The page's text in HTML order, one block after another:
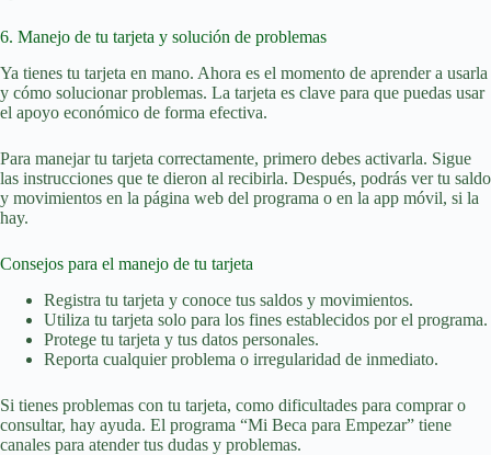
6. Manejo de tu tarjeta y solución de problemas
Ya tienes tu tarjeta en mano. Ahora es el momento de aprender a usarla
y cómo solucionar problemas. La tarjeta es clave para que puedas usar
el apoyo económico de forma efectiva.
Para manejar tu tarjeta correctamente, primero debes activarla. Sigue
las instrucciones que te dieron al recibirla. Después, podrás ver tu saldo
y movimientos en la página web del programa o en la app móvil, si la
hay.
Consejos para el manejo de tu tarjeta
Registra tu tarjeta y conoce tus saldos y movimientos.
Utiliza tu tarjeta solo para los fines establecidos por el programa.
Protege tu tarjeta y tus datos personales.
Reporta cualquier problema o irregularidad de inmediato.
Si tienes problemas con tu tarjeta, como dificultades para comprar o
consultar, hay ayuda. El programa “Mi Beca para Empezar” tiene
canales para atender tus dudas y problemas.